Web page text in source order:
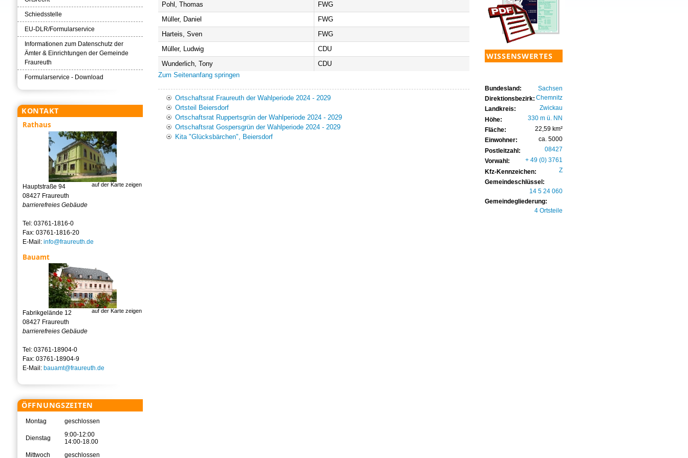
Pohl, Thomas FWG
Müller, Daniel FWG
Harteis, Sven FWG
Müller, Ludwig CDU
Wunderlich, Tony CDU
Zum Seitenanfang springen
Ortschaftsrat Fraureuth der Wahlperiode 2024 - 2029
Ortsteil Beiersdorf
Ortschaftsrat Ruppertsgrün der Wahlperiode 2024 - 2029
Ortschaftsrat Gospersgrün der Wahlperiode 2024 - 2029
Kita "Glücksbärchen", Beiersdorf
WISSENSWERTES
Bundesland:
Sachsen
Direktionsbezirk: Chemnitz
Landkreis:
Zwickau
Höhe:
330 m ü. NN
Fläche:
22,59 km²
Einwohner:
ca. 5000
Postleitzahl:
08427
Vorwahl:
+ 49 (0) 3761
Kfz-Kennzeichen:
Z
Gemeindeschlüssel:
14 5 24 060
Gemeindegliederung:
4 Ortsteile
Schiedsstelle
EU-DLR/Formularservice
Informationen zum Datenschutz der
Ämter & Einrichtungen der Gemeinde
Fraureuth
Formularservice - Download
KONTAKT
Rathaus
auf der Karte zeigen
Hauptstraße 94
08427 Fraureuth
barrierefreies Gebäude
Tel: 03761-1816-0
Fax: 03761-1816-20
E-Mail: info@fraureuth.de
Bauamt
auf der Karte zeigen
Fabrikgelände 12
08427 Fraureuth
barrierefreies Gebäude
Tel: 03761-18904-0
Fax: 03761-18904-9
E-Mail: bauamt@fraureuth.de
ÖFFNUNGSZEITEN
Montag geschlossen
Dienstag
9:00-12:00
14:00-18.00
Mittwoch
geschlossen